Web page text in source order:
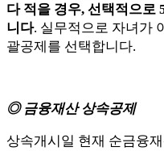
다 적을 경우, 선택적으로
니다. ​실무적으로 자녀가
괄공제를 선택합니다.
◎ 금융재산 상속공제
상속개시일 현재 순금융